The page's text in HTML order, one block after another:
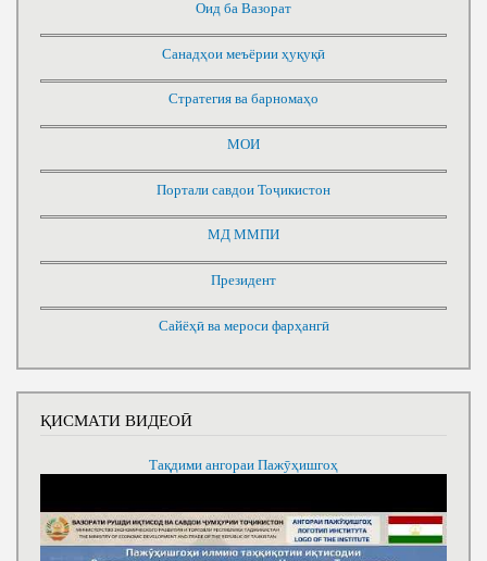
Оид ба Вазорат
Санадҳои меъёрии ҳуқуқӣ
Стратегия ва барномаҳо
МОИ
Портали савдои Тоҷикистон
МД ММПИ
Президент
Сайёҳӣ ва мероси фарҳангӣ
ҚИСМАТИ ВИДЕОӢ
Тақдими ангораи Пажӯҳишгоҳ